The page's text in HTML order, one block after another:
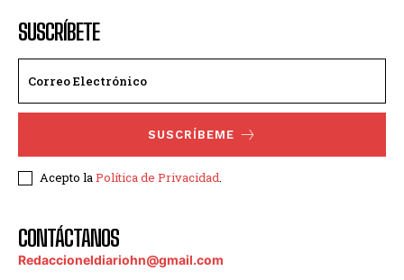
SUSCRÍBETE
SUSCRÍBEME
Acepto laPolítica de Privacidad.
CONTÁCTANOS
Redaccioneldiariohn@gmail.com